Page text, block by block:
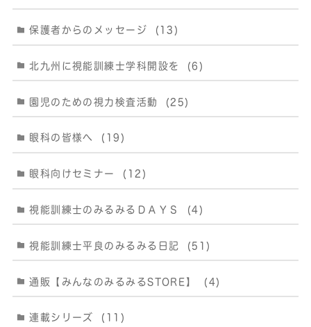
保護者からのメッセージ (13)
北九州に視能訓練士学科開設を (6)
園児のための視力検査活動 (25)
眼科の皆様へ (19)
眼科向けセミナー (12)
視能訓練士のみるみるＤＡＹＳ (4)
視能訓練士平良のみるみる日記 (51)
通販【みんなのみるみるSTORE】 (4)
連載シリーズ (11)